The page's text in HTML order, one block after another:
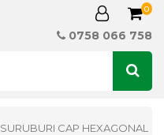
0
0758 066 758
SURUBURI CAP HEXAGONAL